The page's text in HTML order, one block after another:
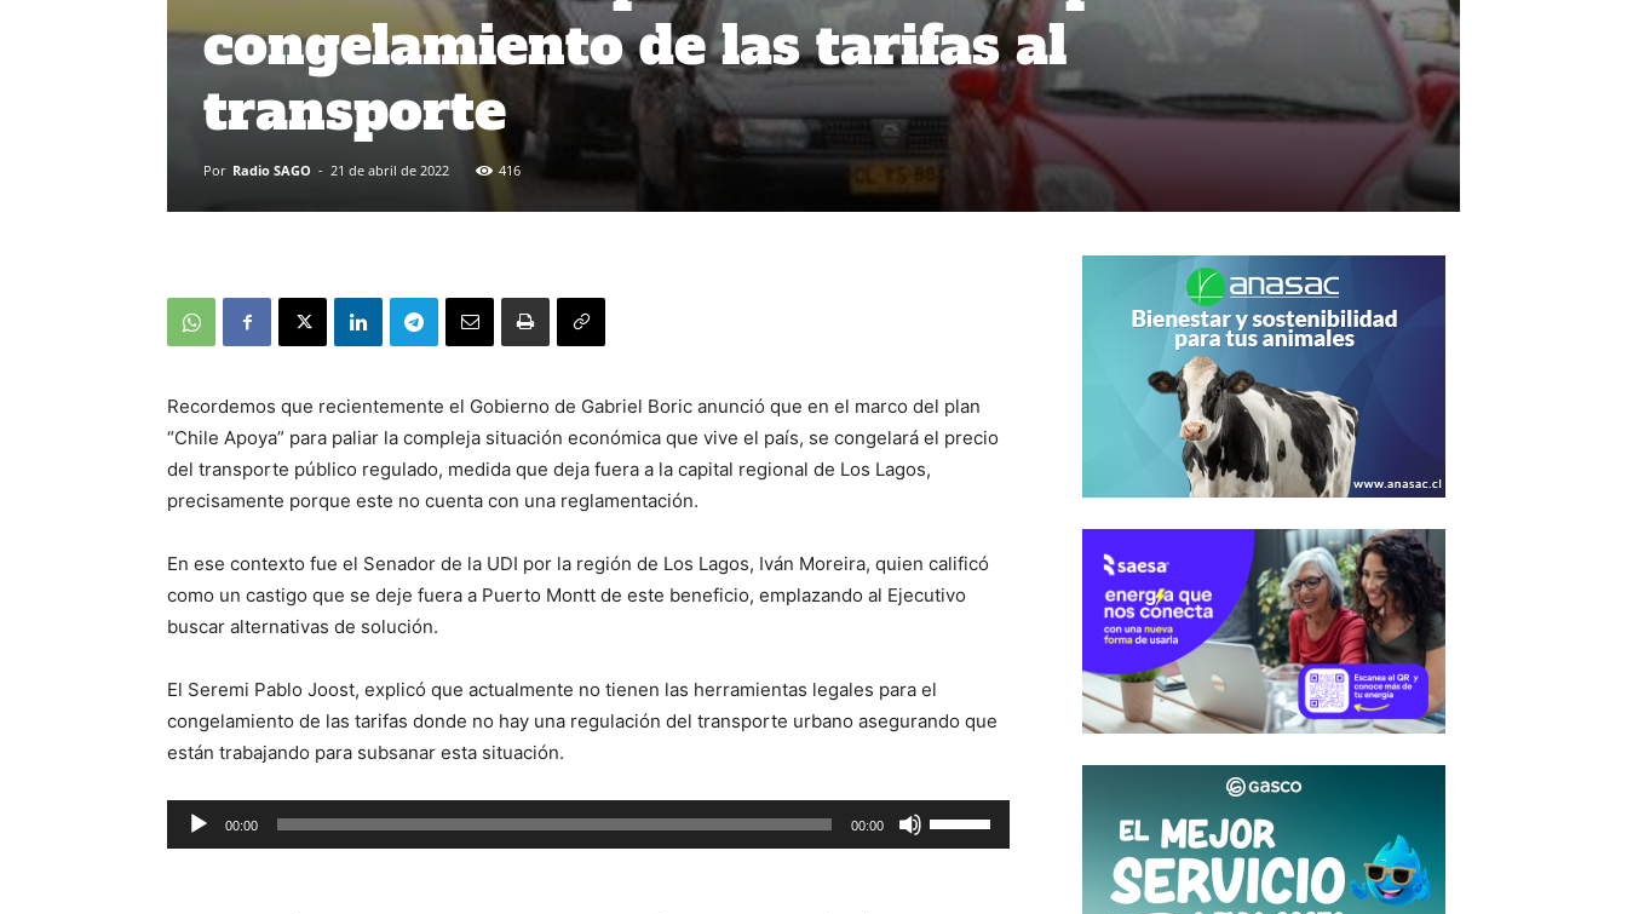
congelamiento de las tarifas al
transporte
Por Radio SAGO - 21 de abril de 2022 416
Recordemos que recientemente el Gobierno de Gabriel Boric anunció que en el marco del plan
“Chile Apoya” para paliar la compleja situación económica que vive el país, se congelará el precio
del transporte público regulado, medida que deja fuera a la capital regional de Los Lagos,
precisamente porque este no cuenta con una reglamentación.
En ese contexto fue el Senador de la UDI por la región de Los Lagos, Iván Moreira, quien calificó
como un castigo que se deje fuera a Puerto Montt de este beneficio, emplazando al Ejecutivo
buscar alternativas de solución.
El Seremi Pablo Joost, explicó que actualmente no tienen las herramientas legales para el
congelamiento de las tarifas donde no hay una regulación del transporte urbano asegurando que
están trabajando para subsanar esta situación.
Reproductor
de
00:00 00:00
las